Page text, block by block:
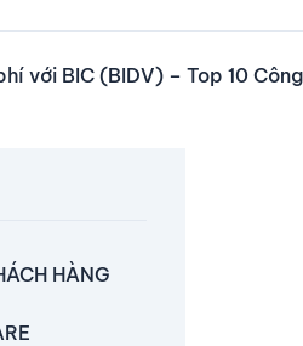
với BIC (BIDV) – Top 10
HÀNG